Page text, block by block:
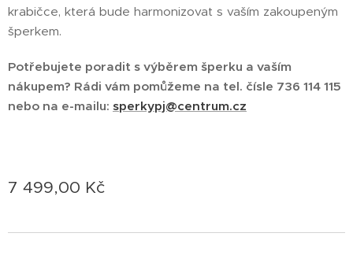
krabičce, která bude harmonizovat s vaším zakoupeným
šperkem.
Potřebujete poradit s výběrem šperku a vaším
nákupem? Rádi vám pomůžeme na tel. čísle 736 114 115
nebo na e-mailu: sperkypj@centrum.cz
7 499,00 Kč